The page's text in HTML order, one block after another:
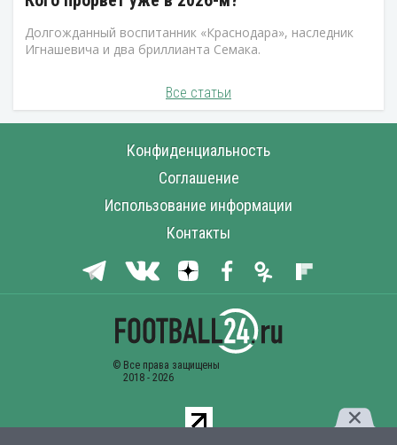
Долгожданный воспитанник «Краснодара», наследник
Игнашевича и два бриллианта Семака.
Все статьи
Конфиденциальность
Соглашение
Использование информации
Контакты